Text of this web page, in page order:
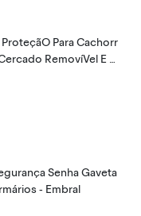
ProteçãO Para Cachorr
RemovíVel E Di
| SegurançA Para A
Senha Gaveta
Porta Criança Armários - Embral